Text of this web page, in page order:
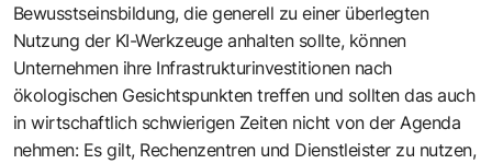
Bewusstseinsbildung, die generell zu einer überlegten
Nutzung der KI-Werkzeuge anhalten sollte, können
Unternehmen ihre Infrastrukturinvestitionen nach
ökologischen Gesichtspunkten treffen und sollten das auch
in wirtschaftlich schwierigen Zeiten nicht von der Agenda
nehmen: Es gilt, Rechenzentren und Dienstleister zu nutzen,